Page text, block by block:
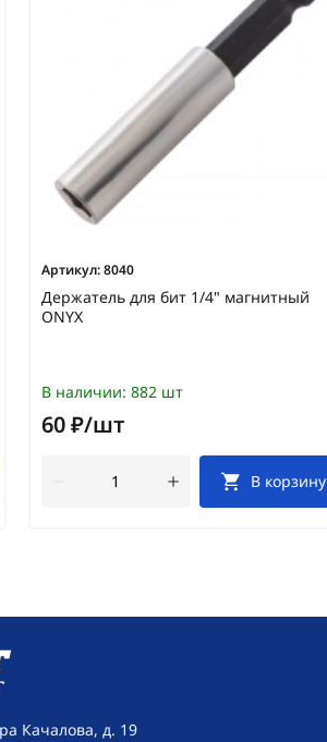
Артикул:8040
Держатель для бит 1/4" магнитный
ONYX
В наличии: 882 шт
60 ₽/шт
В корзину
Качалова, д. 19